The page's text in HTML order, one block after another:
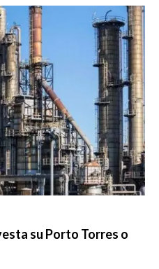
su Porto Torres o